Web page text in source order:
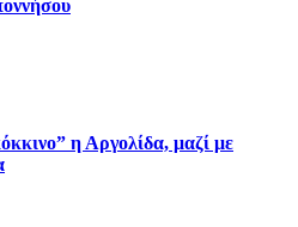
η Αργολίδα, μαζί με